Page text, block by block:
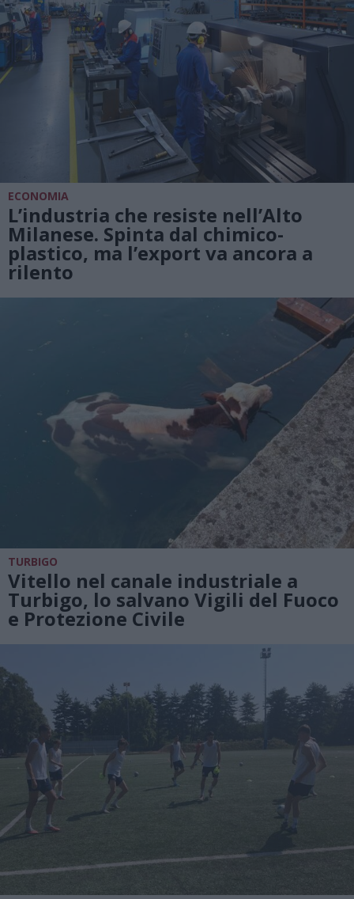
ECONOMIA
L’industria che resiste nell’Alto
Milanese. Spinta dal chimico-
plastico, ma l’export va ancora a
rilento
TURBIGO
Vitello nel canale industriale a
Turbigo, lo salvano Vigili del Fuoco
e Protezione Civile